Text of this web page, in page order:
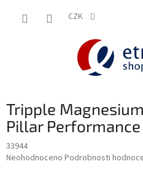
CZK
Tripple
Pillar
33944
Průměrné
Neohodnoceno Podrobnosti
shop.etriatlon.cz - Chat